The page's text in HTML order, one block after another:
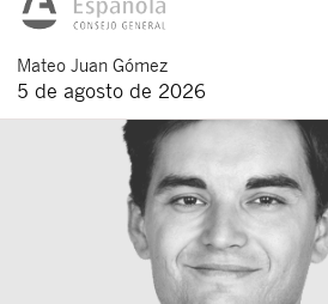
Mateo Juan Gómez
5 de agosto de 2026